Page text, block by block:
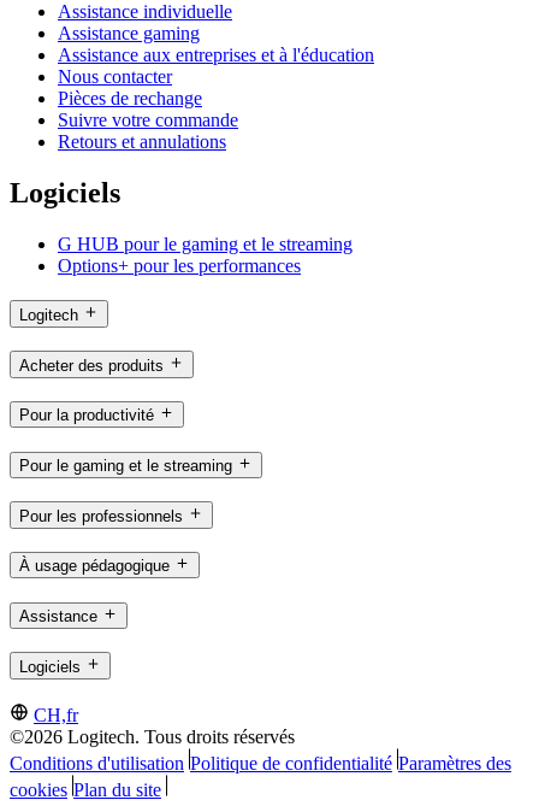
Assistance individuelle
Assistance gaming
Assistance aux entreprises et à l'éducation
Nous contacter
Pièces de rechange
Suivre votre commande
Retours et annulations
Logiciels
G HUB pour le gaming et le streaming
Options+ pour les performances
Logitech
Acheter des produits
Pour la productivité
Pour le gaming et le streaming
Pour les professionnels
À usage pédagogique
Assistance
Logiciels
CH,fr
©2026 Logitech. Tous droits réservés
Conditions d'utilisation Politique de confidentialité Paramètres des
cookies Plan du site